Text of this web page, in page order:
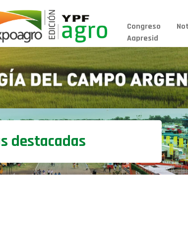
Congreso
Aapresid
destacadas